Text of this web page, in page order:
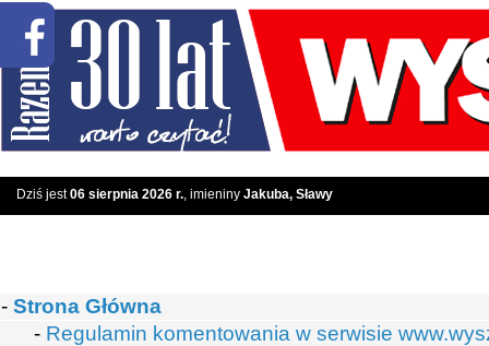
Dziś jest06 sierpnia 2026 r., imieniny Jakuba, Sławy
- Strona Główna
- Regulamin komentowania w serwisie